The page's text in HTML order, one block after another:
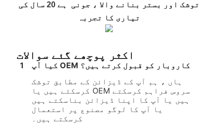
توشک اور بستر بنانے والا ، جونی ہے 20 سال کی
تیاری کا تجربہ
اکثر پوچھے گئے سوالات
1
کیا آپ OEM کاروبار کو قبول کرتے ہیں؟
ہاں ، ہم آپ کے ڈیزائن کے مطابق توشک
کرسکتے ہیں یا OEM سروس فراہم کرسکتے
ہیں یا آپ کا اپنا ڈیزائن بناسکتے ہیں
یا آپ کا لوگو مصنوع پر استعمال
کرسکتے ہیں۔